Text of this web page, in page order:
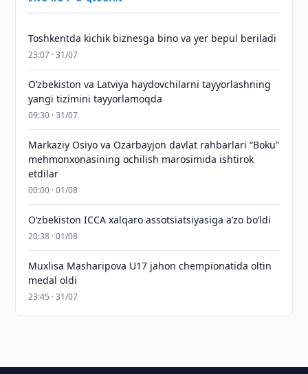
Toshkentda kichik biznesga bino va yer bepul beriladi
23:07 · 31/07
Oʻzbekiston va Latviya haydovchilarni tayyorlashning
yangi tizimini tayyorlamoqda
09:30 · 31/07
Markaziy Osiyo va Ozarbayjon davlat rahbarlari “Boku”
mehmonxonasining ochilish marosimida ishtirok
etdilar
00:00 · 01/08
O‘zbekiston ICCA xalqaro assotsiatsiyasiga aʼzo bo‘ldi
20:38 · 01/08
Muxlisa Masharipova U17 jahon chempionatida oltin
medal oldi
23:45 · 31/07